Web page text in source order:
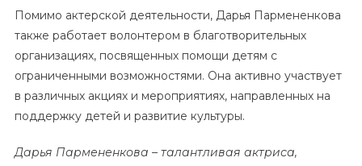
Помимо актерской деятельности, Дарья Пармененкова
также работает волонтером в благотворительных
организациях, посвященных помощи детям с
ограниченными возможностями. Она активно участвует
в различных акциях и мероприятиях, направленных на
поддержку детей и развитие культуры.
Дарья Пармененкова – талантливая актриса,